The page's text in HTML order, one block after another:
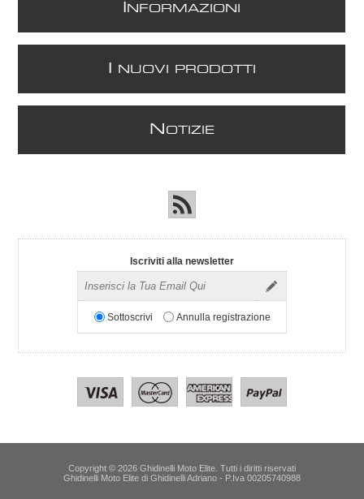
NFORMAZIONI
NUOVI PRODOTTI
N OTIZIE
Iscriviti alla newsletter
Sottoscrivi Annulla registrazione
Copyright © 2026 Ghidinelli Moto Elite. Tutti i diritti riservati
Ghidinelli Moto Elite di Ghidinelli Adriano - P.Iva 00205740988